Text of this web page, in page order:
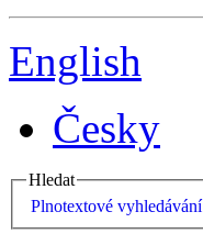
English
Česky
Hledat
Plnotextové vyhledávání